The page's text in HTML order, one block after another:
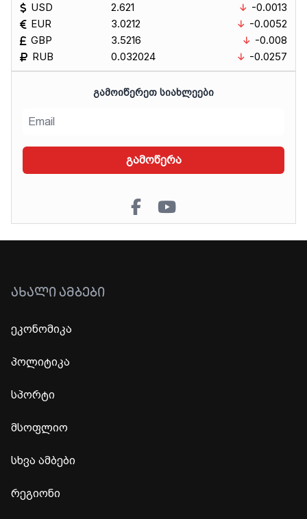
USD
EUR
GBP
RUB
2.621
3.0212
3.5216
0.032024
-0.0013
-0.0052
-0.008
-0.0257
ᲒᲐᲛᲝᲘᲬᲔᲠᲔᲗ ᲡᲘᲐᲮᲚᲔᲔᲑᲘ
გამოწერა
ᲐᲮᲐᲚᲘ ᲐᲛᲑᲔᲑᲘ
ეკონომიკა
პოლიტიკა
სპორტი
მსოფლიო
სხვა ამბები
რეგიონი